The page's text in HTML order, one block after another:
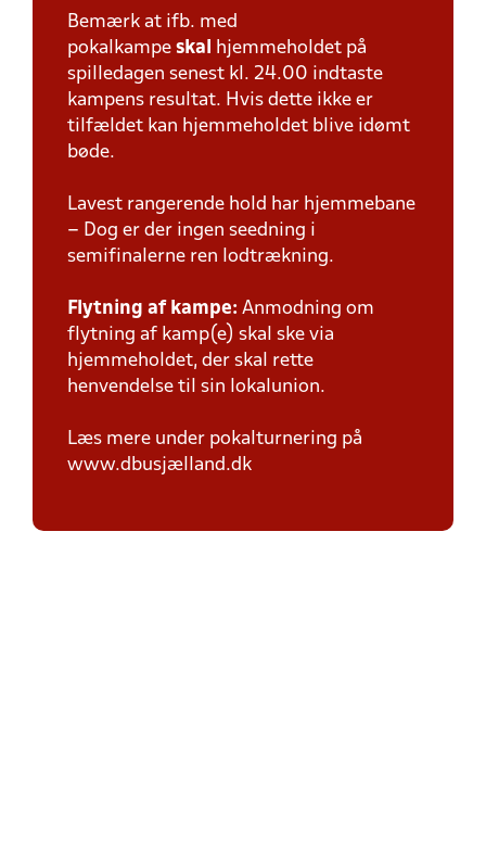
Bemærk at ifb. med
pokalkampe skal
hjemmeholdet på
spilledagen senest kl. 24.00 indtaste
kampens resultat. Hvis dette ikke er
tilfældet kan hjemmeholdet blive idømt
bøde.
Lavest rangerende hold har hjemmebane
– Dog er der ingen seedning i
semifinalerne ren lodtrækning.
Flytning af kampe: Anmodning om
flytning af kamp(e) skal ske via
hjemmeholdet, der skal rette
henvendelse til sin lokalunion.
Læs mere under pokalturnering på
www.dbusjælland.dk